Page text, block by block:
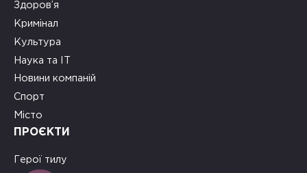
Здоров’я
Кримінал
Культура
Наука та ІТ
Новини компаній
Спорт
Місто
ПРОЄКТИ
Герої тилу